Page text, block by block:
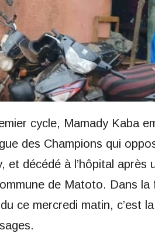
cycle, Mamady Kaba
des Champions qui
et décédé à l’hôpital après
de Matoto. Dans la
ce mercredi matin, c’est la